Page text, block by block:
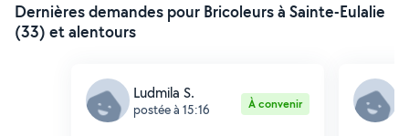
Dernières demandes pour Bricoleurs à Sainte-Eulalie
(33) et alentours
Ludmila S.
postée à 15:16 À convenir